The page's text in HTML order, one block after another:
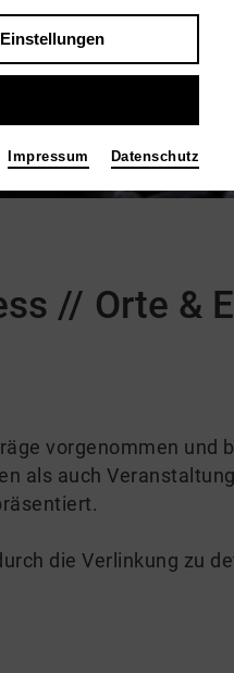
// Orte &
vorgenommen und
als auch
die Verlinkung zu
Impressum Datenschutz